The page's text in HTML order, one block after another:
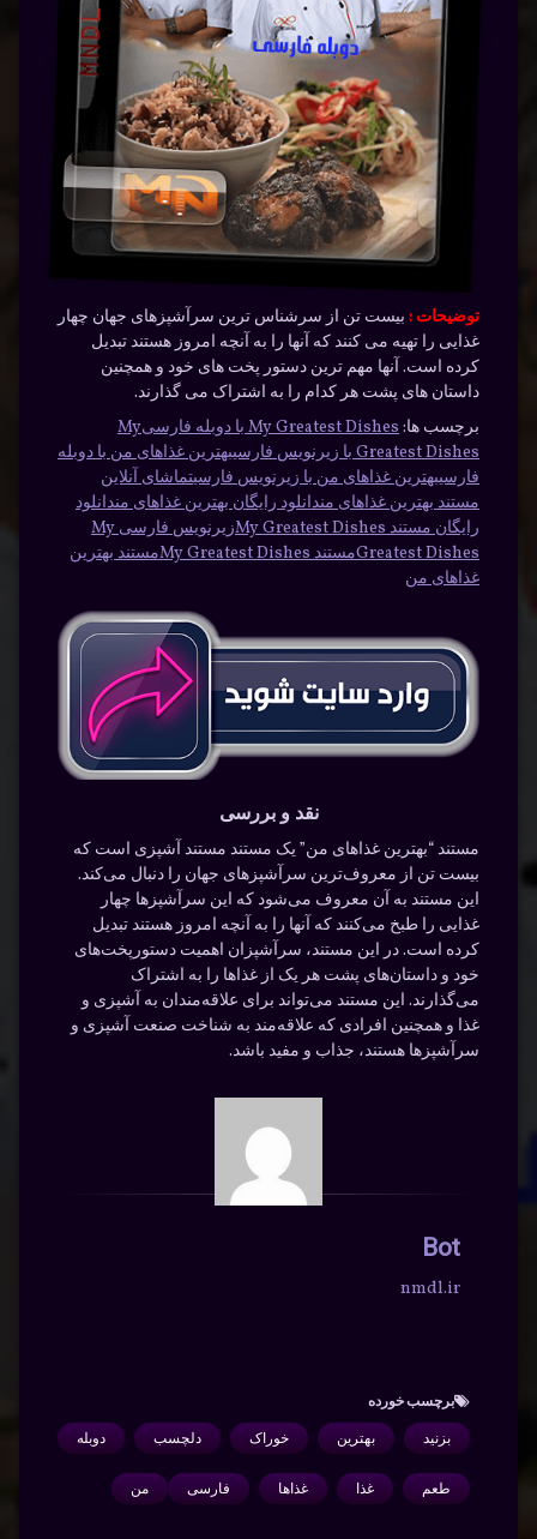
توضیحات : بیست تن از سرشناس ترین سرآشپزهای جهان چهار
غذایی را تهیه می کنند که آنها را به آنچه امروز هستند تبدیل
کرده است. آنها مهم ترین دستور پخت های خود و همچنین
داستان های پشت هر کدام را به اشتراک می گذارند.
برچسب ها:My Greatest Dishes با دوبله فارسی
My
Greatest Dishes با زیرنویس فارسی
بهترین غذاهای من با دوبله
فارسیبهترین غذاهای من با زیرنویس فارسیتماشای آنلاین
مستند بهترین غذاهای مندانلود رایگان بهترین غذاهای مندانلود
رایگان مستند My Greatest Dishes
زیرنویس فارسی My
Greatest Dishesمستند My Greatest Dishes
مستند بهترین
غذاهای من
نقد و بررسی
مستند “بهترین غذاهای من” یک مستند مستند آشپزی است که
بیست تن از معروف‌ترین سرآشپزهای جهان را دنبال می‌کند.
این مستند به آن معروف می‌شود که این سرآشپزها چهار
غذایی را طبخ می‌کنند که آنها را به آنچه امروز هستند تبدیل
کرده است. در این مستند، سرآشپزان اهمیت دستورپخت‌های
خود و داستان‌های پشت هر یک از غذاها را به اشتراک
می‌گذارند. این مستند می‌تواند برای علاقه‌مندان به آشپزی و
غذا و همچنین افرادی که علاقه‌مند به شناخت صنعت آشپزی و
سرآشپزها هستند، جذاب و مفید باشد.
Bot
nmdl.ir
برچسب‌ خورده
بزنید بهترین خوراک دلچسب دوبله
طعم غذا غذاها فارسی من